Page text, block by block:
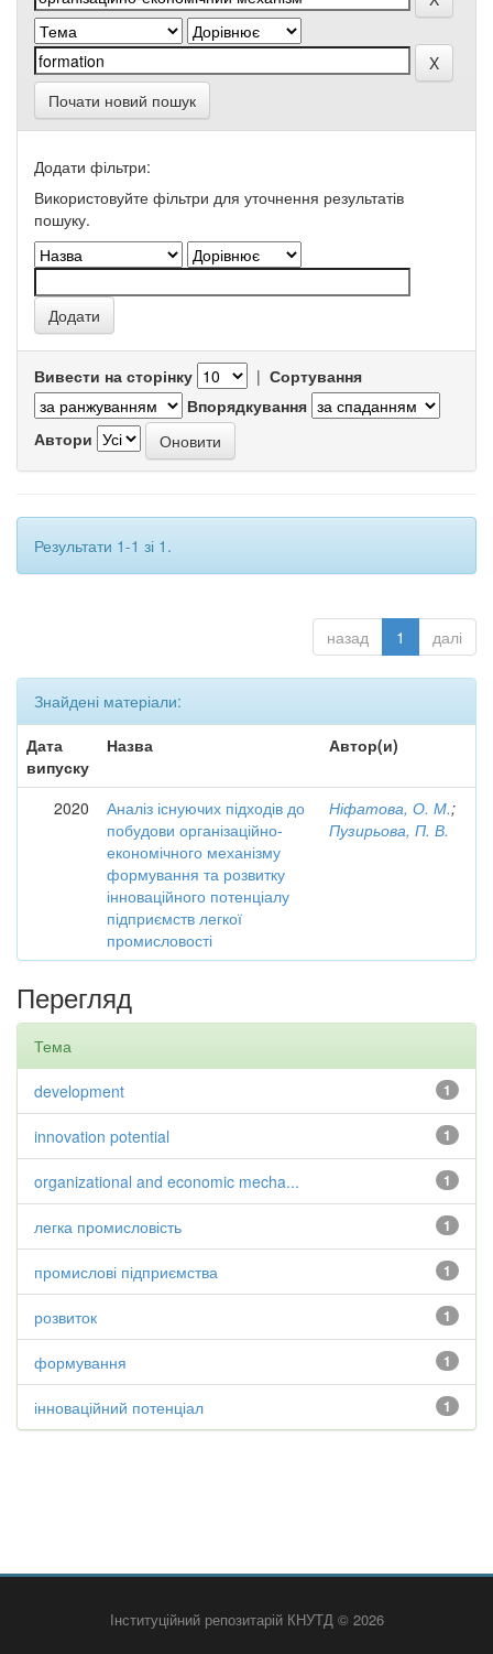
Почати новий пошук
Додати фільтри:
Використовуйте фільтри для уточнення результатів
пошуку.
Вивести на сторінку | Сортування
Впорядкування
Автори
Результати 1-1 зі 1.
назад 1 далі
Знайдені матеріали:
Дата
випуску
Назва Автор(и)
2020
Аналіз існуючих підходів до
побудови організаційно-
економічного механізму
формування та розвитку
інноваційного потенціалу
підприємств легкої
промисловості
Ніфатова, О. М.;
Пузирьова, П. В.
Перегляд
Тема
1
development
1
innovation potential
1
organizational and economic mecha...
1
легка промисловість
1
промислові підприємства
1
розвиток
1
формування
1
інноваційний потенціал
Інституційний репозитарій КНУТД © 2026